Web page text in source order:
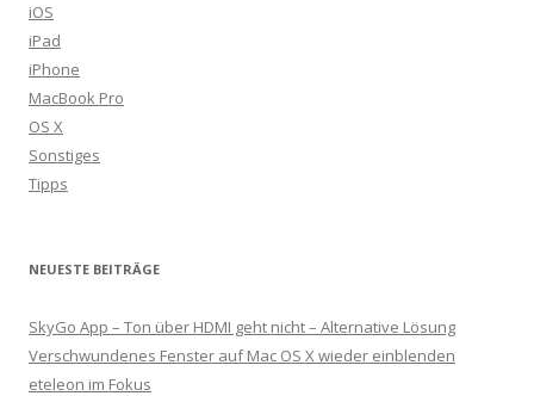
iOS
iPad
iPhone
MacBook Pro
OS X
Sonstiges
Tipps
NEUESTE BEITRÄGE
SkyGo App – Ton über HDMI geht nicht – Alternative Lösung
Verschwundenes Fenster auf Mac OS X wieder einblenden
eteleon im Fokus